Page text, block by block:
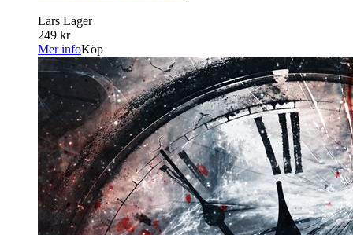
Lars Lager
249 kr
Mer infoKöp